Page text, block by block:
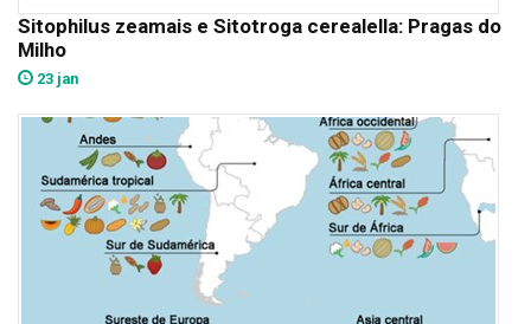
Sitophilus zeamais e Sitotroga cerealella: Pragas do
Milho
23 jan